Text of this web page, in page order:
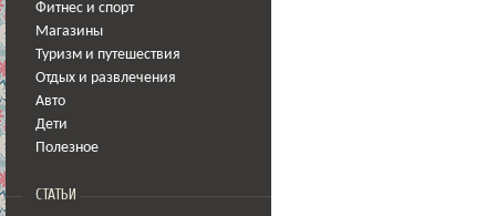
Фитнес и спорт
Магазины
Туризм и путешествия
Отдых и развлечения
Авто
Дети
Полезное
СТАТЬИ